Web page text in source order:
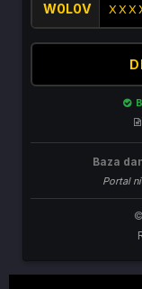
W0L0V
Baza
Portal